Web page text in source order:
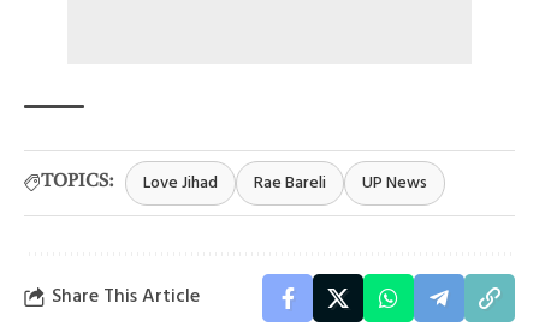
TOPICS: Love Jihad Rae Bareli UP News
Share This Article